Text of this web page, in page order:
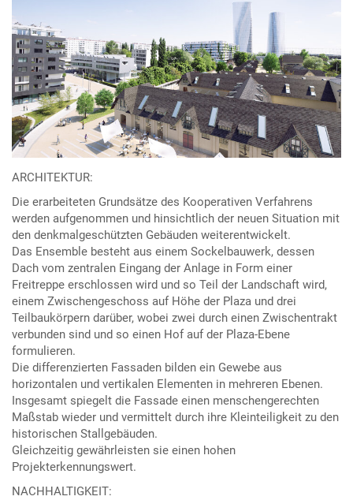
ARCHITEKTUR:
Die erarbeiteten Grundsätze des Kooperativen Verfahrens
werden aufgenommen und hinsichtlich der neuen Situation mit
den denkmalgeschützten Gebäuden weiterentwickelt.
Das Ensemble besteht aus einem Sockelbauwerk, dessen
Dach vom zentralen Eingang der Anlage in Form einer
Freitreppe erschlossen wird und so Teil der Landschaft wird,
einem Zwischengeschoss auf Höhe der Plaza und drei
Teilbaukörpern darüber, wobei zwei durch einen Zwischentrakt
verbunden sind und so einen Hof auf der Plaza-Ebene
formulieren.
Die differenzierten Fassaden bilden ein Gewebe aus
horizontalen und vertikalen Elementen in mehreren Ebenen.
Insgesamt spiegelt die Fassade einen menschengerechten
Maßstab wieder und vermittelt durch ihre Kleinteiligkeit zu den
historischen Stallgebäuden.
Gleichzeitig gewährleisten sie einen hohen
Projekterkennungswert.
NACHHALTIGKEIT: